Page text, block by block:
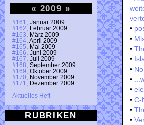
« 2009 »
#161
, Januar 2009
#162 , Februar 2009
#163 , März 2009
#164 , April 2009
#165 , Mai 2009
#166 , Juni 2009
#167 , Juli 2009
#168 , September 2009
#169 , Oktober 2009
#170 , November 2009
#171
, Dezember 2009
Aktuelles Heft
RUBRIKEN
•
•
•
•
•
•
•
• C-
•
•